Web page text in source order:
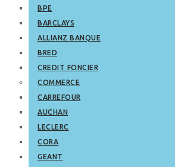
BPE
BARCLAYS
ALLIANZ BANQUE
BRED
CREDIT FONCIER
COMMERCE
CARREFOUR
AUCHAN
LECLERC
CORA
GEANT